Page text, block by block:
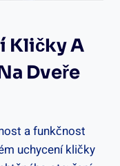
Kličky A
Dveře
a funkčnost‍
uchycení kličky